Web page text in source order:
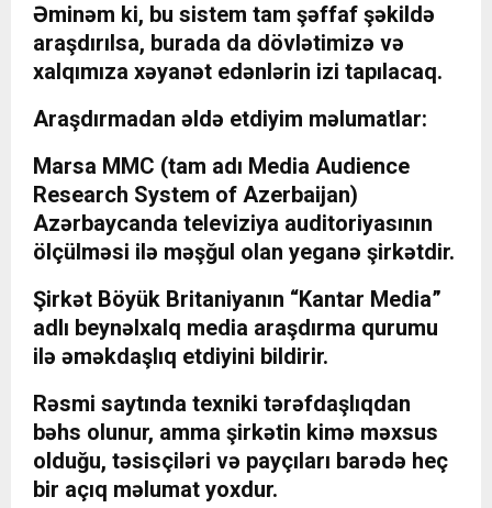
Əminəm ki, bu sistem tam şəffaf şəkildə
araşdırılsa, burada da dövlətimizə və
xalqımıza xəyanət edənlərin izi tapılacaq.
Araşdırmadan əldə etdiyim məlumatlar:
Marsa MMC (tam adı Media Audience
Research System of Azerbaijan)
Azərbaycanda televiziya auditoriyasının
ölçülməsi ilə məşğul olan yeganə şirkətdir.
Şirkət Böyük Britaniyanın “Kantar Media”
adlı beynəlxalq media araşdırma qurumu
ilə əməkdaşlıq etdiyini bildirir.
Rəsmi saytında texniki tərəfdaşlıqdan
bəhs olunur, amma şirkətin kimə məxsus
olduğu, təsisçiləri və payçıları barədə heç
bir açıq məlumat yoxdur.